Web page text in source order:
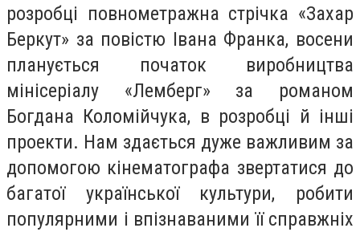
розробці повнометражна стрічка «Захар
Беркут» за повістю Івана Франка, восени
планується початок виробництва
мінісеріалу «Лемберг» за романом
Богдана Коломійчука, в розробці й інші
проекти. Нам здається дуже важливим за
допомогою кінематографа звертатися до
багатої української культури, робити
популярними і впізнаваними її справжніх